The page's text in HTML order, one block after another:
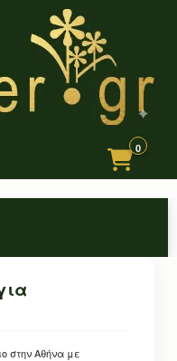
0
στην Αθήνα με